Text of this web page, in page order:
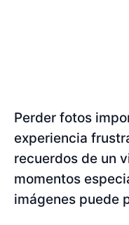
Perder fotos
experiencia
recuerdos de un
momentos
imágenes puede